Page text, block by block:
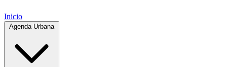
Inicio
Agenda Urbana